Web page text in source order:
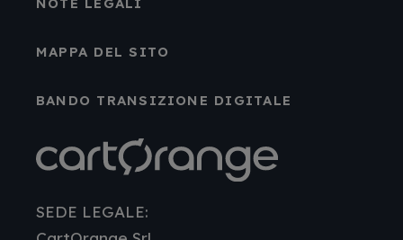
NOTE LEGALI
MAPPA DEL SITO
BANDO TRANSIZIONE DIGITALE
SEDE LEGALE: